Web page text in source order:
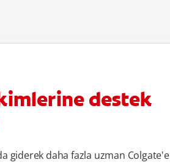
destek
giderek daha fazla uzman Colgate'e